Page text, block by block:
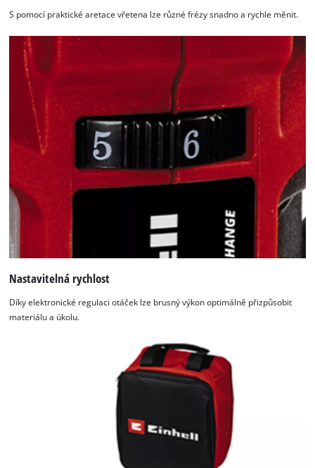
S pomocí praktické aretace vřetena lze různé frézy snadno a rychle měnit.
Nastavitelná rychlost
Díky elektronické regulaci otáček lze brusný výkon optimálně přizpůsobit
materiálu a úkolu.